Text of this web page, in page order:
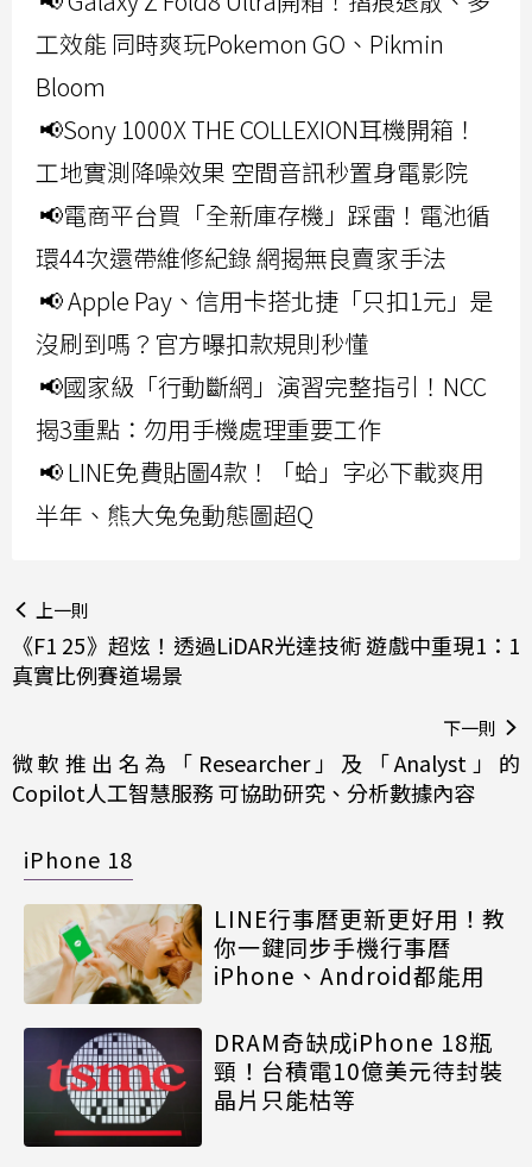
工效能 同時爽玩Pokemon GO、Pikmin
Bloom
📢Sony 1000X THE COLLEXION耳機開箱！
工地實測降噪效果 空間音訊秒置身電影院
📢電商平台買「全新庫存機」踩雷！電池循
環44次還帶維修紀錄 網揭無良賣家手法
📢 Apple Pay、信用卡搭北捷「只扣1元」是
沒刷到嗎？官方曝扣款規則秒懂
📢國家級「行動斷網」演習完整指引！NCC
揭3重點：勿用手機處理重要工作
📢 LINE免費貼圖4款！「蛤」字必下載爽用
半年、熊大兔兔動態圖超Q
上一則
《F1 25》超炫！透過LiDAR光達技術 遊戲中重現1：1
真實比例賽道場景
下一則
微軟推出名為「Researcher」及「Analyst」的
Copilot人工智慧服務 可協助研究、分析數據內容
iPhone 18
LINE行事曆更新更好用！教
你一鍵同步手機行事曆
iPhone、Android都能用
DRAM奇缺成iPhone 18瓶
頸！台積電10億美元待封裝
晶片只能枯等